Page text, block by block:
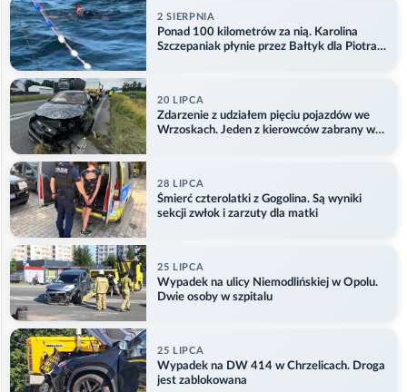
2 SIERPNIA
Ponad 100 kilometrów za nią. Karolina
Szczepaniak płynie przez Bałtyk dla Piotra.
20 LIPCA
Zdarzenie z udziałem pięciu pojazdów we
Wrzoskach. Jeden z kierowców zabrany w
28 LIPCA
Śmierć czterolatki z Gogolina. Są wyniki
sekcji zwłok i zarzuty dla matki
25 LIPCA
Wypadek na ulicy Niemodlińskiej w Opolu.
Dwie osoby w szpitalu
25 LIPCA
Wypadek na DW 414 w Chrzelicach. Droga
jest zablokowana